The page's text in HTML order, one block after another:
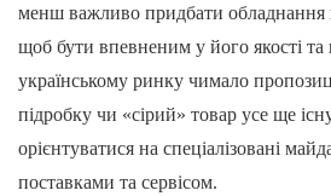
менш важливо придбати обладнання
щоб бути впевненим у його якості та
українському ринку чимало
підробку чи «сірий» товар усе ще
орієнтуватися на спеціалізовані
поставками та сервісом.